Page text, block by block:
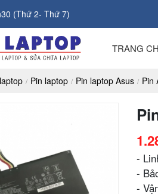
(Thứ 2- Thứ 7)
TRANG
Pin laptop Pin laptop Asus Pin
-
-
-